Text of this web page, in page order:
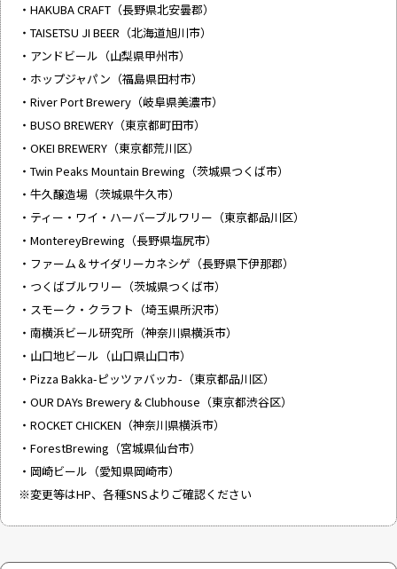
・HAKUBA CRAFT（長野県北安曇郡）
・TAISETSU JI BEER（北海道旭川市）
・アンドビール（山梨県甲州市）
・ホップジャパン（福島県田村市）
・River Port Brewery（岐阜県美濃市）
・BUSO BREWERY（東京都町田市）
・OKEI BREWERY（東京都荒川区）
・Twin Peaks Mountain Brewing（茨城県つくば市）
・牛久醸造場（茨城県牛久市）
・ティー・ワイ・ハーバーブルワリー（東京都品川区）
・MontereyBrewing（長野県塩尻市）
・ファーム＆サイダリーカネシゲ（長野県下伊那郡）
・つくばブルワリー（茨城県つくば市）
・スモーク・クラフト（埼玉県所沢市）
・南横浜ビール研究所（神奈川県横浜市）
・山口地ビール（山口県山口市）
・Pizza Bakka-ピッツァバッカ-（東京都品川区）
・OUR DAYs Brewery & Clubhouse（東京都渋谷区）
・ROCKET CHICKEN（神奈川県横浜市）
・ForestBrewing（宮城県仙台市）
・岡崎ビール（愛知県岡崎市）
※変更等はHP、各種SNSよりご確認ください